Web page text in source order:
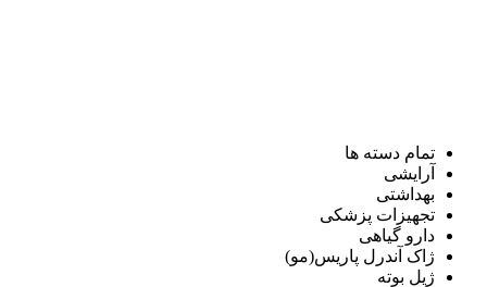
تمام دسته ها
آرایشی
بهداشتی
تجهیزات پزشکی
دارو گیاهی
ژاک آندرل پاریس(مو)
ژیل بوته